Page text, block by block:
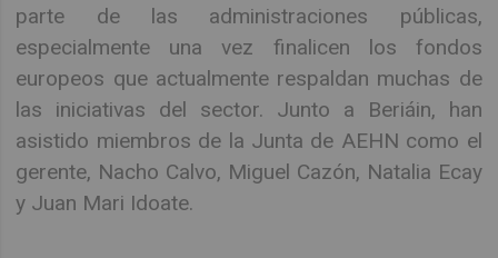
parte de las administraciones públicas,
especialmente una vez finalicen los fondos
europeos que actualmente respaldan muchas de
las iniciativas del sector. Junto a Beriáin, han
asistido miembros de la Junta de AEHN como el
gerente, Nacho Calvo, Miguel Cazón, Natalia Ecay
y Juan Mari Idoate.